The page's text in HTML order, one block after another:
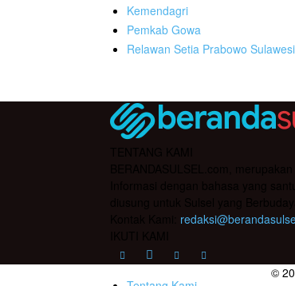
Kemendagri
Pemkab Gowa
Relawan Setia Prabowo
©